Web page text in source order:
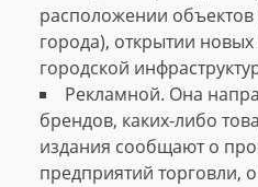
расположении
города), открытии
городской
Рекламной. Она
брендов, каких-либо
издания сообщают о
предприятий торговли,